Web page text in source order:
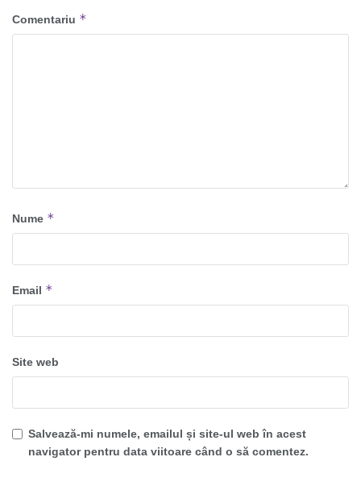
Comentariu *
Nume *
Email *
Site web
Salvează-mi numele, emailul și site-ul web în acest
navigator pentru data viitoare când o să comentez.